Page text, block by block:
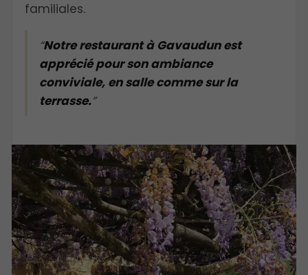
familiales.
Notre restaurant à Gavaudun est
apprécié pour son ambiance
conviviale, en salle comme sur la
terrasse.